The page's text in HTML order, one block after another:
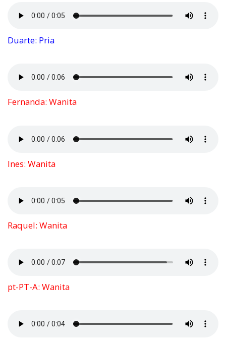
Duarte: Pria
Fernanda: Wanita
Ines: Wanita
Raquel: Wanita
pt-PT-A: Wanita